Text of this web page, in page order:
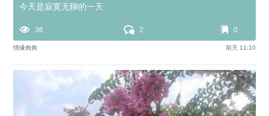
今天是寂寞无聊的一天
36 2 0
情缘匆匆 前天 11:10